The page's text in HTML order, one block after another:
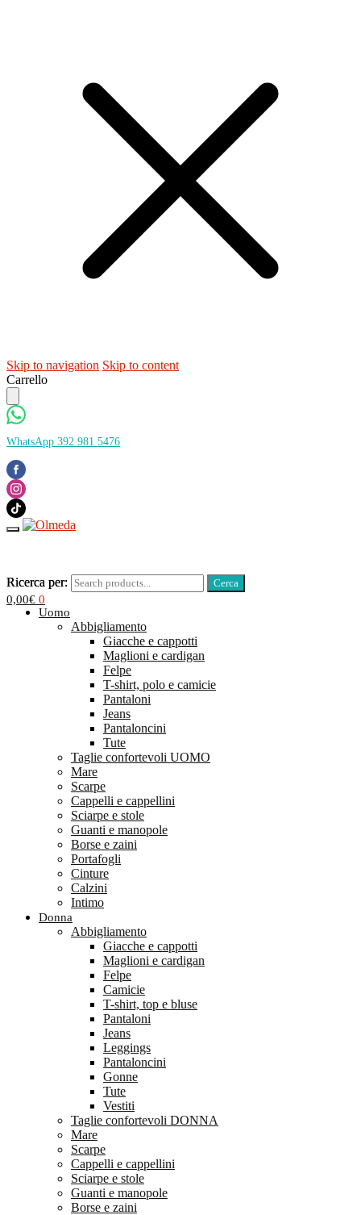
Skip to navigation Skip to content
Carrello
WhatsApp 392 981 5476
Ricerca per:
0,00€ 0
Ricerca per:
Uomo
Abbigliamento
Giacche e cappotti
Maglioni e cardigan
Felpe
T-shirt, polo e camicie
Pantaloni
Jeans
Pantaloncini
Tute
Taglie confortevoli UOMO
Mare
Scarpe
Cappelli e cappellini
Sciarpe e stole
Guanti e manopole
Borse e zaini
Portafogli
Cinture
Calzini
Intimo
Donna
Abbigliamento
Giacche e cappotti
Maglioni e cardigan
Felpe
Camicie
T-shirt, top e bluse
Pantaloni
Jeans
Leggings
Pantaloncini
Gonne
Tute
Vestiti
Taglie confortevoli DONNA
Mare
Scarpe
Cappelli e cappellini
Sciarpe e stole
Guanti e manopole
Borse e zaini